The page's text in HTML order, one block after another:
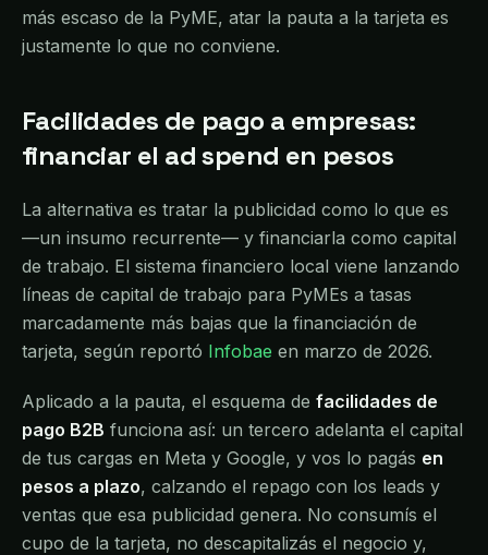
más escaso de la PyME, atar la pauta a la tarjeta es
justamente lo que no conviene.
Facilidades de pago a empresas:
financiar el ad spend en pesos
La alternativa es tratar la publicidad como lo que es
—un insumo recurrente— y financiarla como capital
de trabajo. El sistema financiero local viene lanzando
líneas de capital de trabajo para PyMEs a tasas
marcadamente más bajas que la financiación de
tarjeta, según reportó Infobae en marzo de 2026.
Aplicado a la pauta, el esquema de facilidades de
pago B2B funciona así: un tercero adelanta el capital
de tus cargas en Meta y Google, y vos lo pagás en
pesos a plazo, calzando el repago con los leads y
ventas que esa publicidad genera. No consumís el
cupo de la tarjeta, no descapitalizás el negocio y,